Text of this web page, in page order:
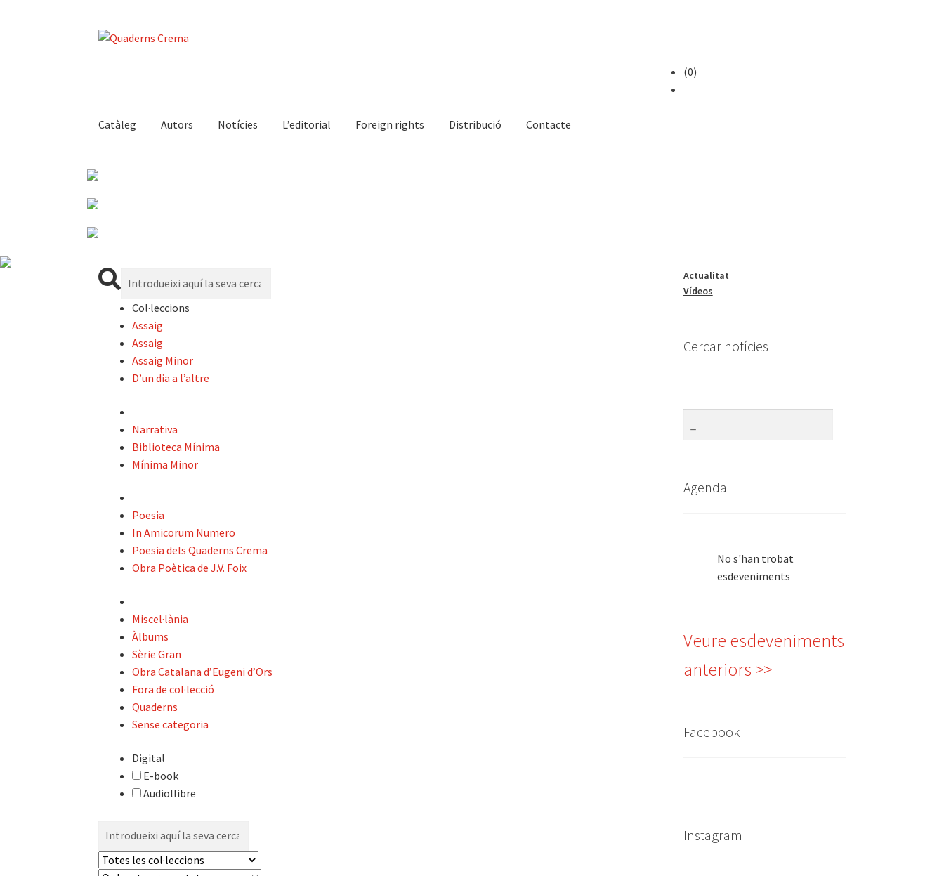
(0)
Catàleg Autors Notícies L’editorial Foreign rights Distribució Contacte
Col·leccions
Assaig
Assaig
Assaig Minor
D’un dia a l’altre
Narrativa
Biblioteca Mínima
Mínima Minor
Poesia
In Amicorum Numero
Poesia dels Quaderns Crema
Obra Poètica de J.V. Foix
Miscel·lània
Àlbums
Sèrie Gran
Obra Catalana d’Eugeni d’Ors
Fora de col·lecció
Quaderns
Sense categoria
Digital
E-book
Audiollibre
Actualitat
Vídeos
Cercar notícies
Agenda
No s'han trobat
esdeveniments
Veure esdeveniments
anteriors >>
Facebook
Instagram